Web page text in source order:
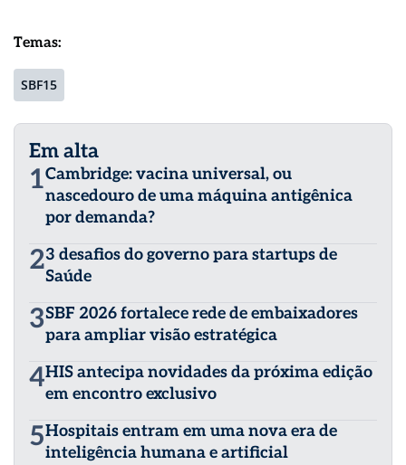
Temas:
SBF15
Em alta
1Cambridge: vacina universal, ou
nascedouro de uma máquina antigênica
por demanda?
23 desafios do governo para startups de
Saúde
3SBF 2026 fortalece rede de embaixadores
para ampliar visão estratégica
4HIS antecipa novidades da próxima edição
em encontro exclusivo
5Hospitais entram em uma nova era de
inteligência humana e artificial